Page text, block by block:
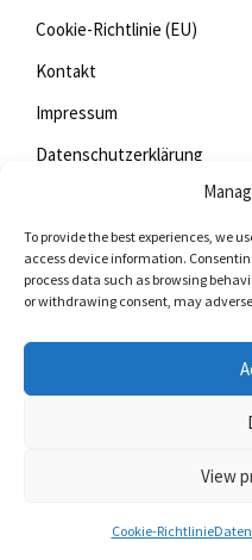
To provide the best experiences, we
access device information.
process data such as browsing
or withdrawing consent, may
View
Cookie-Richtlinie
Cookie-Richtlinie (EU)
Kontakt
Impressum
Datenschutzerklärung
Jetzt mitfunken!
Bleiben Sie auch
mit StadtLand.Funk!